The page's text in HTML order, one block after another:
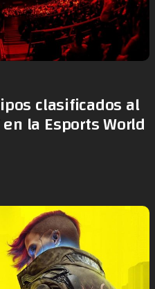
clasificados al
en la Esports World